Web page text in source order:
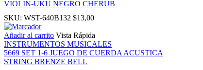
VIOLIN-UKU NEGRO CHERUB
SKU: WST-640B132 $13,00
Añadir al carrito Vista Rápida
INSTRUMENTOS MUSICALES
5669 SET 1-6 JUEGO DE CUERDA ACUSTICA
STRING BRENZE BELL